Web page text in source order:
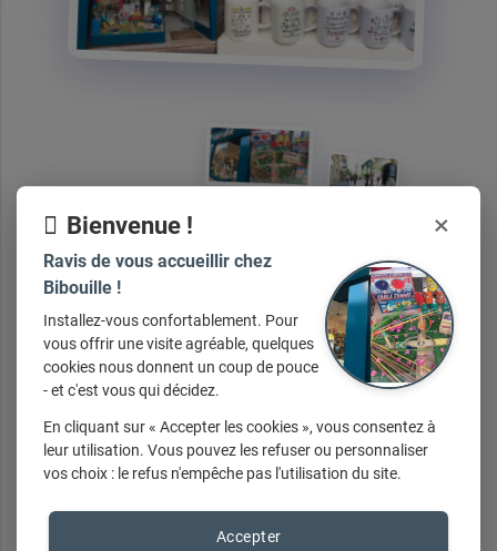
Nosservices
Si vous recherchez un jeu ou un jouet en
n'hésitez pas à nous en parler et nous
ferons le maximum pour nous le procurer.
Bienvenue ! ×
Ravis de vous accueillir chez
Bibouille !
Installez-vous confortablement. Pour
vous offrir une visite agréable, quelques
cookies nous donnent un coup de pouce
- et c'est vous qui décidez.
En cliquant sur « Accepter les cookies », vous consentez à
leur utilisation. Vous pouvez les refuser ou personnaliser
vos choix : le refus n'empêche pas l'utilisation du site.
Accepter